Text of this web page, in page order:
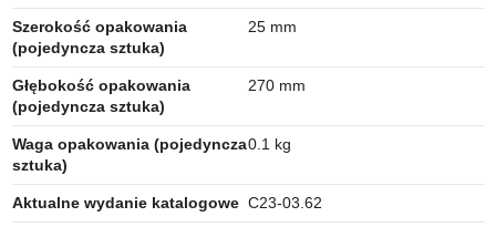
Szerokość opakowania
(pojedyncza sztuka)
25 mm
Głębokość opakowania
(pojedyncza sztuka)
270 mm
Waga opakowania (pojedyncza
sztuka)
0.1 kg
Aktualne wydanie katalogowe C23-03.62